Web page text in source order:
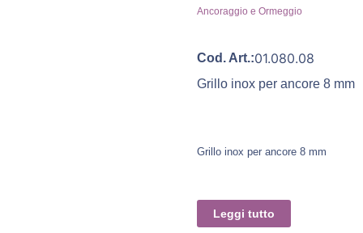
Ancoraggio e Ormeggio
Cod. Art.:01.080.08
Grillo inox per ancore 8 mm
Grillo inox per ancore 8 mm
Leggi tutto